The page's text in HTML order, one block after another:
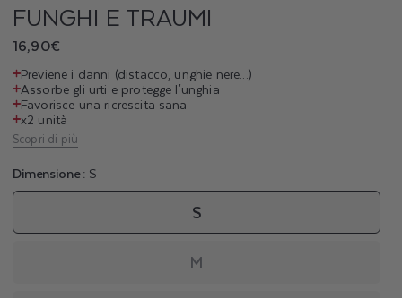
N
E
G
G
I
A
T
FUNGHI E TRAUMI
Prezzo
listino
16,90€
Previene i danni (distacco, unghie nere...)
Assorbe gli urti e protegge l'unghia
Favorisce una ricrescita sana
x2 unità
Scopri di più
Dimensione : S
S
M